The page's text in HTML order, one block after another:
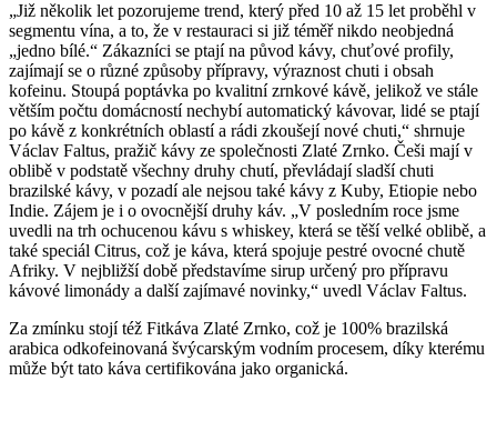
„Již několik let pozorujeme trend, který před 10 až 15 let proběhl v
segmentu vína, a to, že v restauraci si již téměř nikdo neobjedná
„jedno bílé.“ Zákazníci se ptají na původ kávy, chuťové profily,
zajímají se o různé způsoby přípravy, výraznost chuti i obsah
kofeinu. Stoupá poptávka po kvalitní zrnkové kávě, jelikož ve stále
větším počtu domácností nechybí automatický kávovar, lidé se ptají
po kávě z konkrétních oblastí a rádi zkoušejí nové chuti,“ shrnuje
Václav Faltus, pražič kávy ze společnosti Zlaté Zrnko. Češi mají v
oblibě v podstatě všechny druhy chutí, převládají sladší chuti
brazilské kávy, v pozadí ale nejsou také kávy z Kuby, Etiopie nebo
Indie. Zájem je i o ovocnější druhy káv. „V posledním roce jsme
uvedli na trh ochucenou kávu s whiskey, která se těší velké oblibě, a
také speciál Citrus, což je káva, která spojuje pestré ovocné chutě
Afriky. V nejbližší době představíme sirup určený pro přípravu
kávové limonády a další zajímavé novinky,“ uvedl Václav Faltus.
Za zmínku stojí též Fitkáva Zlaté Zrnko, což je 100% brazilská
arabica odkofeinovaná švýcarským vodním procesem, díky kterému
může být tato káva certifikována jako organická.